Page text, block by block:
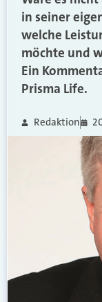
in seiner
welche
möchte und
Ein
Prisma Life.
Redaktion